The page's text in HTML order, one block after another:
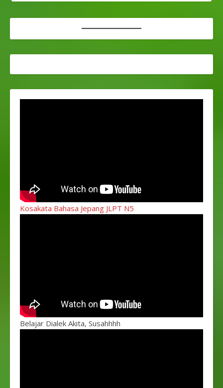
Kosakata Bahasa Jepang JLPT N5
Belajar Dialek Akita, Susahhhh